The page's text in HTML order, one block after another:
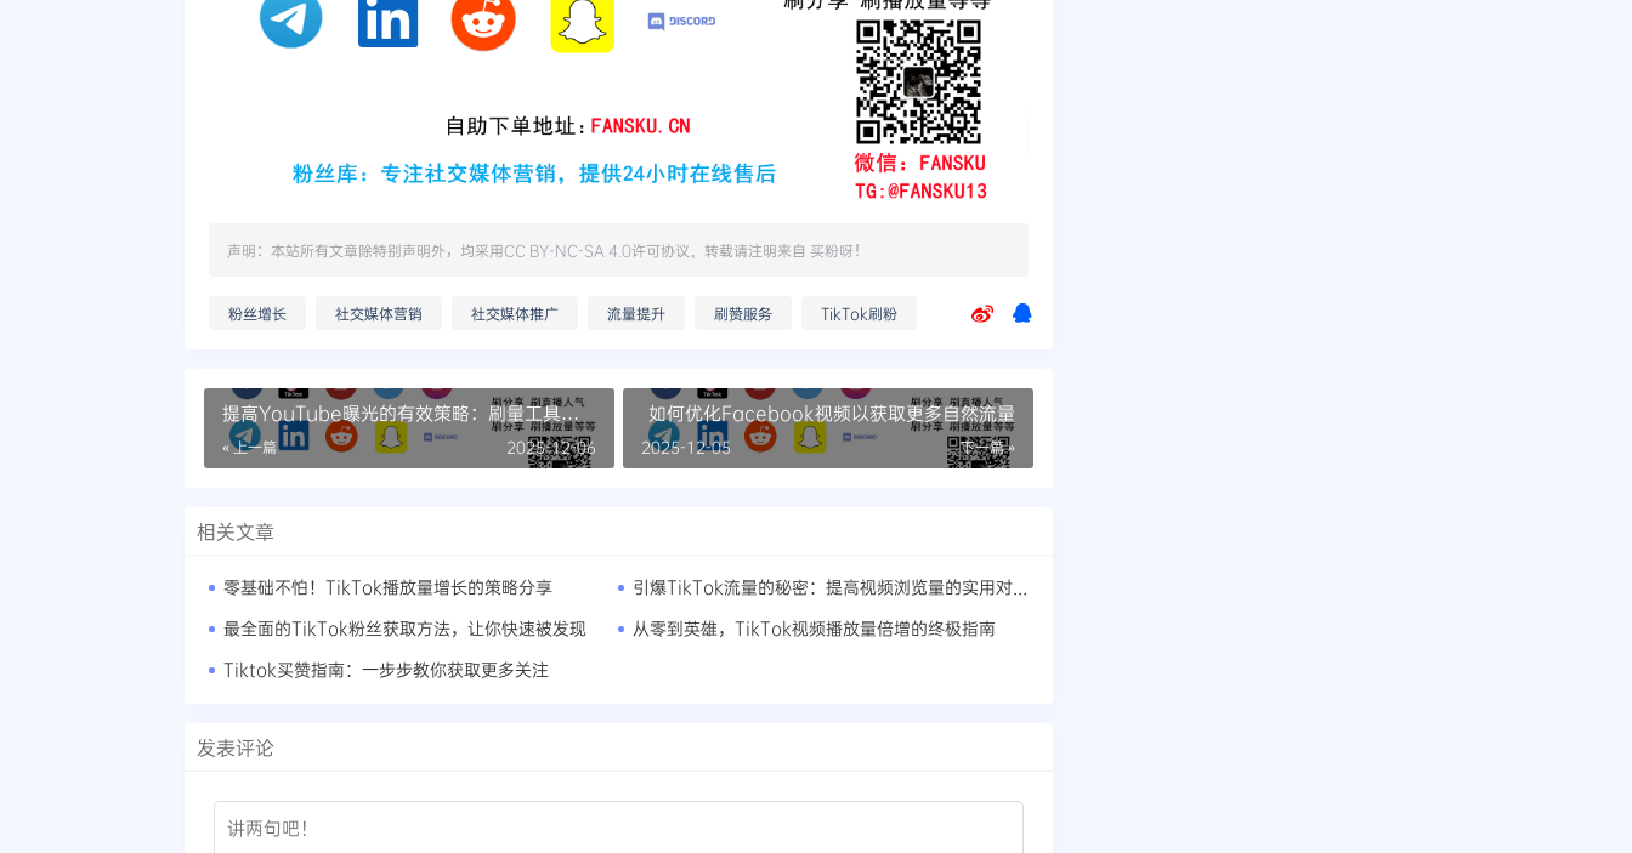
声明：本站所有文章除特别声明外，均采用CC BY-NC-SA 4.0许可协议。转载请注明来自 买粉呀！
粉丝增长 社交媒体营销 社交媒体推广 流量提升 刷赞服务 TikTok刷粉
提高YouTube曝光的有效策略：刷量工具的
使用方法
« 上一篇 2025-12-06
如何优化Facebook视频以获取更多自然流量
下一篇 »
2025-12-05
相关文章
零基础不怕！TikTok播放量增长的策略分享
最全面的TikTok粉丝获取方法，让你快速被发现
从零到英雄，TikTok视频播放量倍增的终极指南
Tiktok买赞指南：一步步教你获取更多关注
发表评论